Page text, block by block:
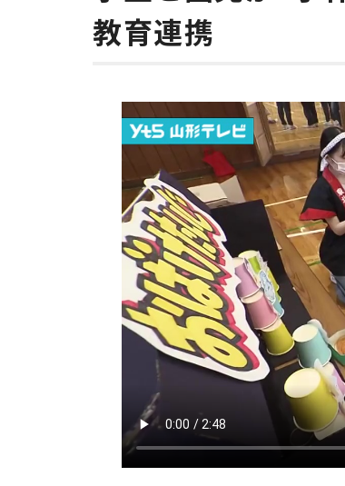
教育連携